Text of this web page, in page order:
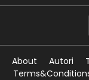
About Autori